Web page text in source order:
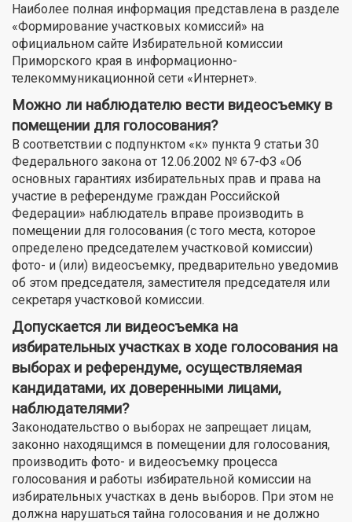
Наиболее полная информация представлена в разделе
«Формирование участковых комиссий» на
официальном сайте Избирательной комиссии
Приморского края в информационно-
телекоммуникационной сети «Интернет».
Можно ли наблюдателю вести видеосъемку в
помещении для голосования?
В соответствии с подпунктом «к» пункта 9 статьи 30
Федерального закона от 12.06.2002 № 67-ФЗ «Об
основных гарантиях избирательных прав и права на
участие в референдуме граждан Российской
Федерации» наблюдатель вправе производить в
помещении для голосования (с того места, которое
определено председателем участковой комиссии)
фото- и (или) видеосъемку, предварительно уведомив
об этом председателя, заместителя председателя или
секретаря участковой комиссии.
Допускается ли видеосъемка на
избирательных участках в ходе голосования на
выборах и референдуме, осуществляемая
кандидатами, их доверенными лицами,
наблюдателями?
Законодательство о выборах не запрещает лицам,
законно находящимся в помещении для голосования,
производить фото- и видеосъемку процесса
голосования и работы избирательной комиссии на
избирательных участках в день выборов. При этом не
должна нарушаться тайна голосования и не должно